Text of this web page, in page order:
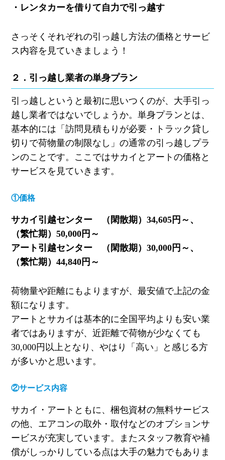
・レンタカーを借りて自力で引っ越す
さっそくそれぞれの引っ越し方法の価格とサービ
ス内容を見ていきましょう！
２．引っ越し業者の単身プラン
引っ越しというと最初に思いつくのが、大手引っ
越し業者ではないでしょうか。単身プランとは、
基本的には「訪問見積もりが必要・トラック貸し
切りで荷物量の制限なし」の通常の引っ越しプラ
ンのことです。ここではサカイとアートの価格と
サービスを見ていきます。
①価格
サカイ引越センター （閑散期） 34,605円～、
（繁忙期） 50,000円～
アート引越センター （閑散期） 30,000円～、
（繁忙期） 44,840円～
荷物量や距離にもよりますが、最安値で上記の金
額になります。
アートとサカイは基本的に全国平均よりも安い業
者ではありますが、近距離で荷物が少なくても
30,000円以上となり、やはり「高い」と感じる方
が多いかと思います。
②サービス内容
サカイ・アートともに、梱包資材の無料サービス
の他、エアコンの取外・取付などのオプションサ
ービスが充実しています。またスタッフ教育や補
償がしっかりしている点は大手の魅力でもありま